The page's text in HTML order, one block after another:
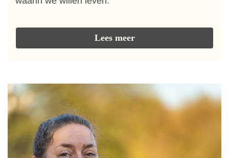
Lees meer